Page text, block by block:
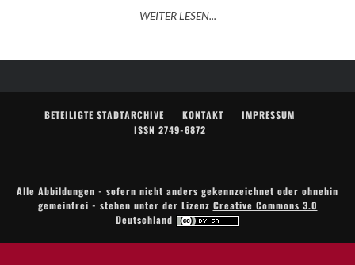
WEITER LESEN...
BETEILIGTE STADTARCHIVE KONTAKT
IMPRESSUM
ISSN 2749-6872
Alle Abbildungen - sofern nicht anders gekennzeichnet oder ohnehin
gemeinfrei - stehen unter der Lizenz Creative Commons 3.0
Deutschland